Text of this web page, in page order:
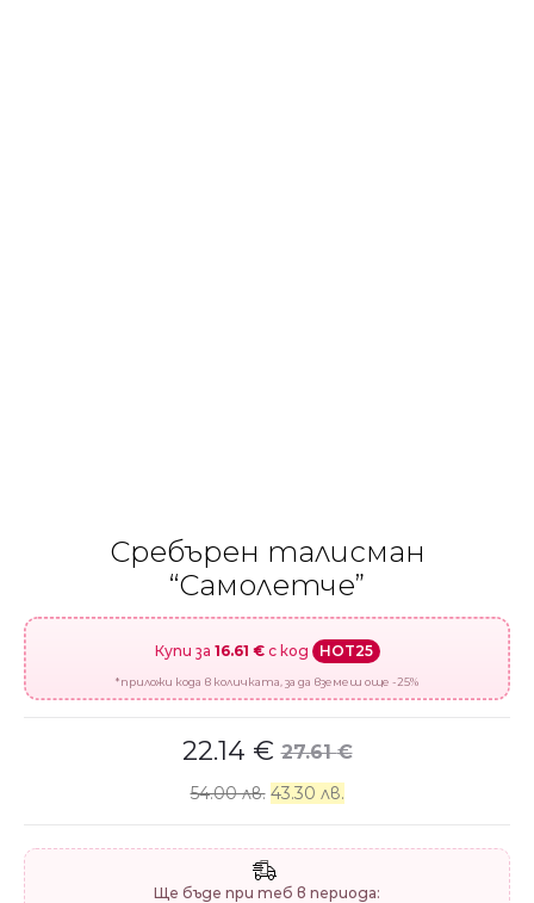
Сребърен талисман
“Самолетче”
Купи за 16.61 €с код HOT25
*приложи кода в количката, за да вземеш още -25%
27.61€
22.14 €
54.00 лв. 43.30 лв.
Ще бъде при теб в периода: